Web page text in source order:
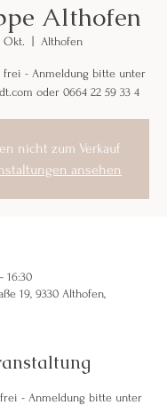
Althofen
Okt. Althofen
frei - Anmeldung bitte unter
oder 0664 22 59 33 4
nicht zum Verkauf
ansehen
16:30
19, 9330 Althofen,
frei - Anmeldung bitte unter